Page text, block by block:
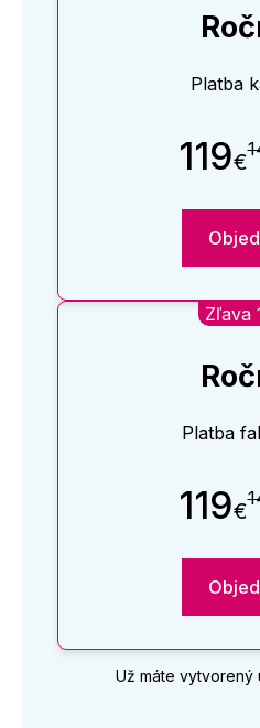
Platba
119€
Zľava
Platba
119€
Už máte vytvorený